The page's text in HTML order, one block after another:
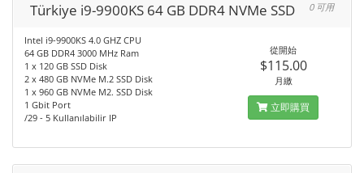
Türkiye i9-9900KS 64 GB DDR4 NVMe SSD 0 可用
Intel i9-9900KS 4.0 GHZ CPU
64 GB DDR4 3000 MHz Ram
1 x 120 GB SSD Disk
2 x 480 GB NVMe M.2 SSD Disk
1 x 960 GB NVMe M2. SSD Disk
1 Gbit Port
/29 - 5 Kullanılabilir IP
從開始
$115.00
月繳
立即購買